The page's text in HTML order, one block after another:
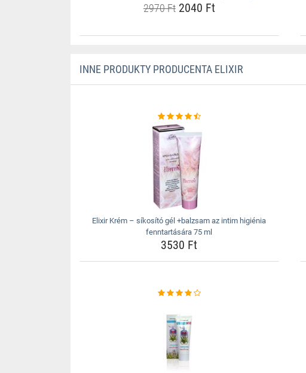
2970 Ft2040 Ft
INNE PRODUKTY PRODUCENTA ELIXIR
Elixir Krém – síkosító gél +balzsam az intim higiénia
fenntartására 75 ml
3530 Ft